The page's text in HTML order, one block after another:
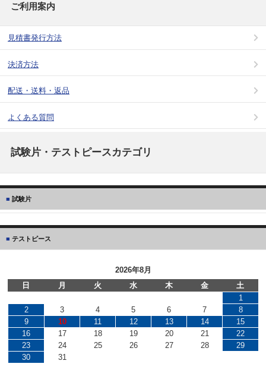
ご利用案内
見積書発行方法
決済方法
配送・送料・返品
よくある質問
試験片・テストピースカテゴリ
試験片
テストピース
2026年8月
日
月 火 水 木 金
土
1
2
3 4 5 6 7
8
9
10 11 12 13 14
15
16
17 18 19 20 21
22
23
24 25 26 27 28
29
30
31